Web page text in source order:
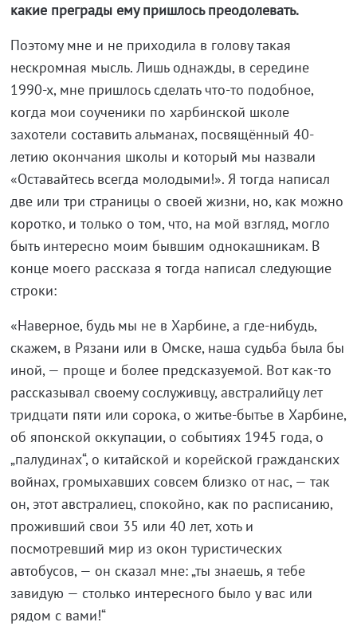
какие преграды ему пришлось преодолевать.
Поэтому мне и не приходила в голову такая
нескромная мысль. Лишь однажды, в середине
1990-х, мне пришлось сделать что-то подобное,
когда мои соученики по харбинской школе
захотели составить альманах, посвящённый 40-
летию окончания школы и который мы назвали
«Оставайтесь всегда молодыми!». Я тогда написал
две или три страницы о своей жизни, но, как можно
коротко, и только о том, что, на мой взгляд, могло
быть интересно моим бывшим однокашникам. В
конце моего рассказа я тогда написал следующие
строки:
«Наверное, будь мы не в Харбине, а где-нибудь,
скажем, в Рязани или в Омске, наша судьба была бы
иной, — проще и более предсказуемой. Вот как-то
рассказывал своему сослуживцу, австралийцу лет
тридцати пяти или сорока, о житье-бытье в Харбине,
об японской оккупации, о событиях 1945 года, о
„палудинах“, о китайской и корейской гражданских
войнах, громыхавших совсем близко от нас, — так
он, этот австралиец, спокойно, как по расписанию,
проживший свои 35 или 40 лет, хоть и
посмотревший мир из окон туристических
автобусов, — он сказал мне: „ты знаешь, я тебе
завидую — столько интересного было у вас или
рядом с вами!“